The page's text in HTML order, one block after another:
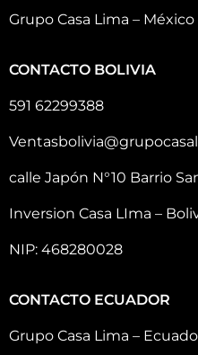
Grupo Casa Lima – México
CONTACTO BOLIVIA
591 62299388
calle Japón N°10 Barrio
Inversion Casa LIma –
NIP: 468280028
CONTACTO ECUADOR
Grupo Casa Lima –